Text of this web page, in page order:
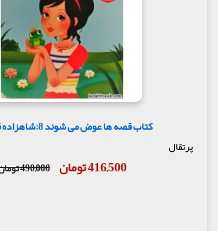
کتاب قصه ها عوض می شوند 8:شاهزاده قورباغه
پرتقال
416,500 تومان 490,000 تومان